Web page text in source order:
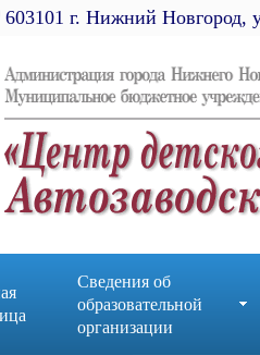
603101 г. Нижний Новгород,
Сведения об
образовательной
организации